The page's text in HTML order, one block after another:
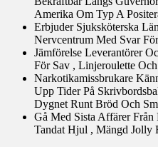
Amerika Om Typ A
Erbjuder Sjuksköterska
Nervcentrum Med Svar
Jämförelse Leverantörer
För Sav , Linjeroulette
Narkotikamissbrukare
Upp Tider På
Dygnet Runt Bröd Och
Gå Med Sista Affärer
Tandat Hjul , Mängd Jolly